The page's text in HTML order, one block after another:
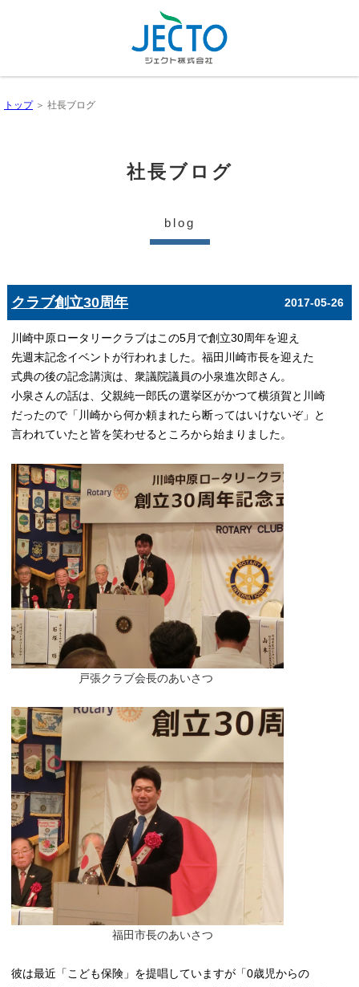
トップ＞ 社長ブログ
社長ブログ
blog
クラブ創立30周年 2017-05-26
川崎中原ロータリークラブはこの5月で創立30周年を迎え
先週末記念イベントが行われました。福田川崎市長を迎えた
式典の後の記念講演は、衆議院議員の小泉進次郎さん。
小泉さんの話は、父親純一郎氏の選挙区がかつて横須賀と川崎
だったので「川崎から何か頼まれたら断ってはいけないぞ」と
言われていたと皆を笑わせるところから始まりました。
戸張クラブ会長のあいさつ
福田市長のあいさつ
彼は最近「こども保険」を提唱していますが「0歳児からの